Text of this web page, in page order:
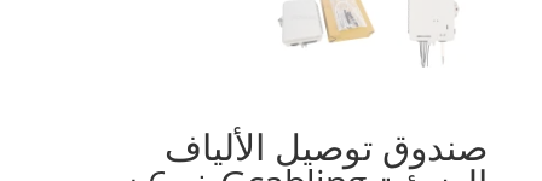
صندوق توصيل الألياف